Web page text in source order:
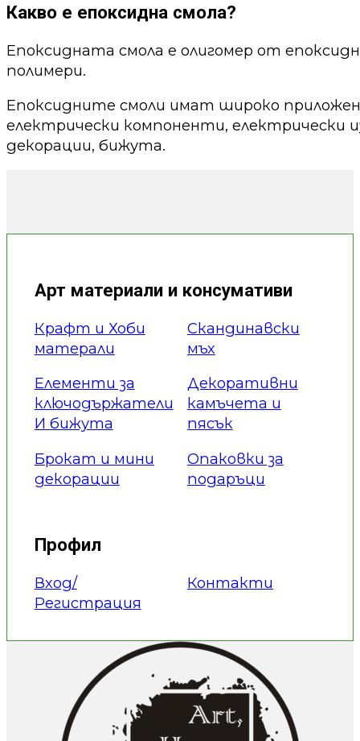
Какво е епоксидна смола?
Епоксидната смола е олигомер от
полимери.
Епоксидните смоли имат широко
електрически компоненти, електрически
декорации, бижута.
Арт материали и консумативи
Крафт и Хоби
матерали
Елементи за
ключодържатели
И бижута
Брокат и мини
декорации
Скандинавски
мъх
Декоративни
камъчета и
пясък
Опаковки за
подаръци
Профил
Вход/
Регистрация
Контакти